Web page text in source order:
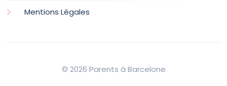
Mentions Légales
© 2026 Parents à Barcelone